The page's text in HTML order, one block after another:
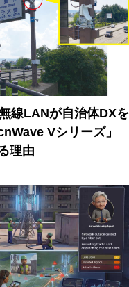
線LANが自治体DXを
Vシリーズ」
理由